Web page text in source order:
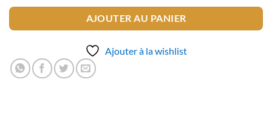
AJOUTER AU PANIER
Ajouter à la wishlist